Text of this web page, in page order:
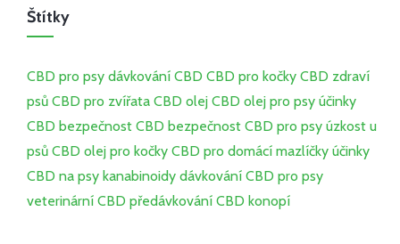
Štítky
CBD pro psy dávkování CBD CBD pro kočky CBD zdraví
psů CBD pro zvířata CBD olej CBD olej pro psy účinky
CBD bezpečnost CBD bezpečnost CBD pro psy úzkost u
psů CBD olej pro kočky CBD pro domácí mazlíčky účinky
CBD na psy kanabinoidy dávkování CBD pro psy
veterinární CBD předávkování CBD konopí